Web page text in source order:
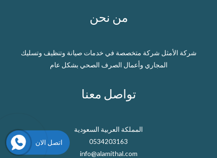
من نحن
شركة الأمثل شركة متخصصة في خدمات صيانة وتنظيف وتسليك
المجاري وأعمال الصرف الصحي بشكل عام
تواصل معنا
المملكة العربية السعودية
0534203163
info@alamithal.com
اتصل الان